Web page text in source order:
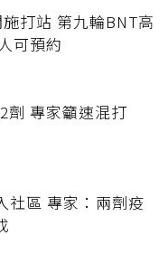
打站 第九輪BNT高
可預約
劑 專家籲速混打
社區 專家：兩劑疫